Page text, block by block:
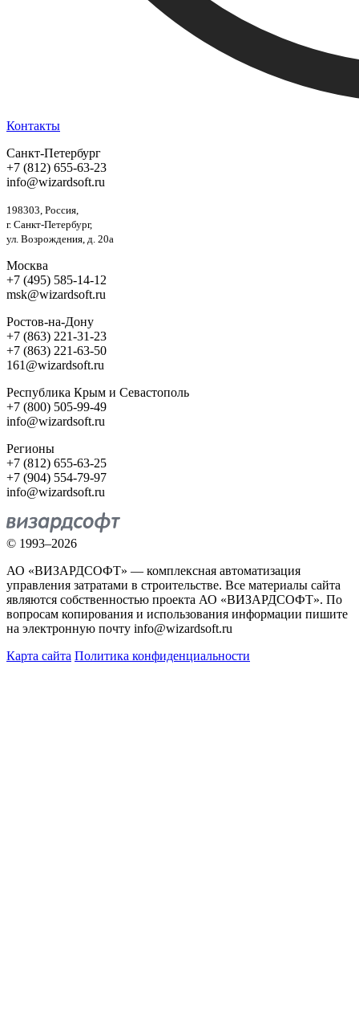
Контакты
Санкт-Петербург
+7 (812) 655-63-23
info@wizardsoft.ru
198303, Россия,
г. Санкт-Петербург,
ул. Возрождения, д. 20а
Москва
+7 (495) 585-14-12
msk@wizardsoft.ru
Ростов-на-Дону
+7 (863) 221-31-23
+7 (863) 221-63-50
161@wizardsoft.ru
Республика Крым и Севастополь
+7 (800) 505-99-49
info@wizardsoft.ru
Регионы
+7 (812) 655-63-25
+7 (904) 554-79-97
info@wizardsoft.ru
© 1993–2026
АО «ВИЗАРДСОФТ» — комплексная автоматизация
управления затратами в строительстве. Все материалы сайта
являются собственностью проекта АО «ВИЗАРДСОФТ». По
вопросам копирования и использования информации пишите
на электронную почту info@wizardsoft.ru
Карта сайта Политика конфиденциальности